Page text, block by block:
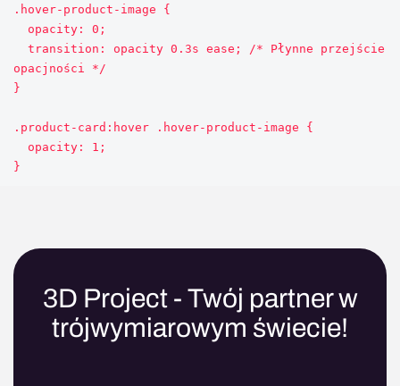
.hover-product-image {
opacjności */
}
.product-card:hover .hover-product-image {
3D Project - Twój partner w
trójwymiarowym świecie!